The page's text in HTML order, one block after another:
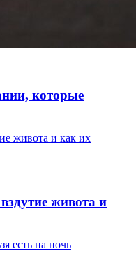
которые
живота и